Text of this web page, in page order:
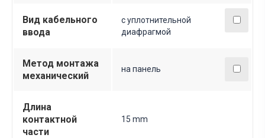
Вид кабельного
ввода
с уплотнительной
диафрагмой
Метод монтажа
механический
на панель
Длина
контактной
части
15 mm